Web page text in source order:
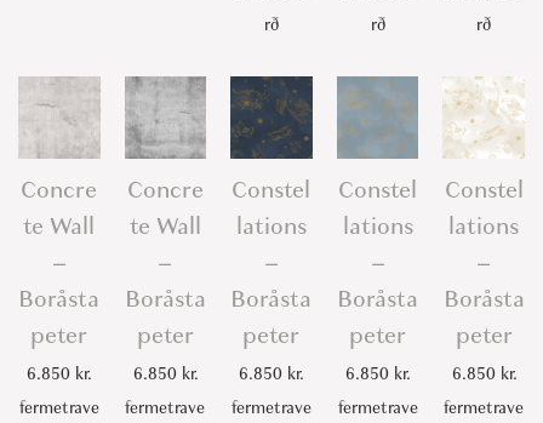
rð
rð
rð
Concre
te Wall
–
Boråsta
peter
6.850 kr.
fermetrave
Concre
te Wall
–
Boråsta
peter
6.850 kr.
fermetrave
Constel
lations
–
Boråsta
peter
6.850 kr.
fermetrave
Constel
lations
–
Boråsta
peter
6.850 kr.
fermetrave
Constel
lations
–
Boråsta
peter
6.850 kr.
fermetrave